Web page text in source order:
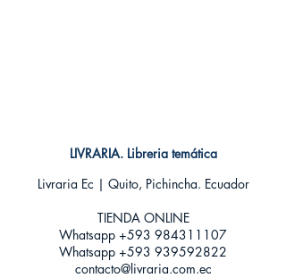
LIVRARIA. Libreria temática
Livraria Ec | Quito, Pichincha. Ecuador
TIENDA ONLINE​
Whatsapp +593 984311107
Whatsapp +593 939592822
contacto@livraria.com.ec